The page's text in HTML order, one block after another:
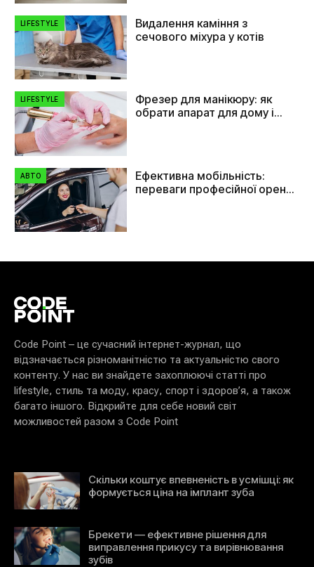
LIFESTYLE
Видалення каміння з
сечового міхура у котів
LIFESTYLE
Фрезер для манікюру: як
обрати апарат для дому і
АВТО
Ефективна мобільність:
переваги професійної оренди
Code Point – це сучасний інтернет-журнал, що
відзначається різноманітністю та актуальністю свого
контенту. У нас ви знайдете захоплюючі статті про
lifestyle, стиль та моду, красу, спорт і здоров’я, а також
багато іншого. Відкрийте для себе новий світ
можливостей разом з Code Point
Скільки коштує впевненість в усмішці: як
формується ціна на імплант зуба
Брекети — ефективне рішення для
виправлення прикусу та вирівнювання
зубів